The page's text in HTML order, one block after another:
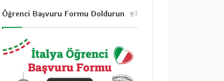
Öğrenci Başvuru Formu Doldurun